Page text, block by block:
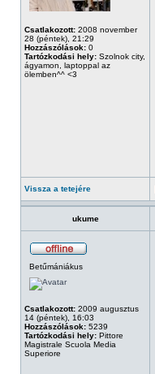
Csatlakozott: 2008 november
28 (péntek), 21:29
Hozzászólások: 0
Tartózkodási hely: Szolnok city,
ágyamon, laptoppal az
ölemben^^ <3
Vissza a tetejére
ukume
Betűmániákus
Csatlakozott: 2009 augusztus
14 (péntek), 16:03
Hozzászólások: 5239
Tartózkodási hely: Pittore
Magistrale Scuola Media
Superiore